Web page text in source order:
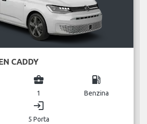
CADDY
business_center
1
local_gas_station
Benzina
login
5 Porta